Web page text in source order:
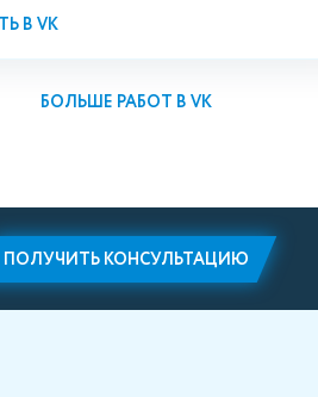
В VK
БОЛЬШЕ РАБОТ В VK
ПОЛУЧИТЬ КОНСУЛЬТАЦИЮ